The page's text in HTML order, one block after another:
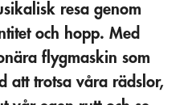
resa genom
och hopp. Med
flygmaskin som
att trotsa våra rädslor,